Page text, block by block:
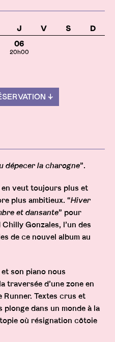
J V S
D
06
20h00
↓
dépecer la charogne”.
veut toujours plus et
plus ambitieux. “Hiver
et dansante” pour
Gonzales, l’un des
de ce nouvel album au
son piano nous
traversée d’une zone en
Runner. Textes crus et
dans un monde à la
où résignation côtoie